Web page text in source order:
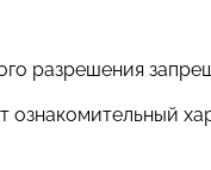
разрешения